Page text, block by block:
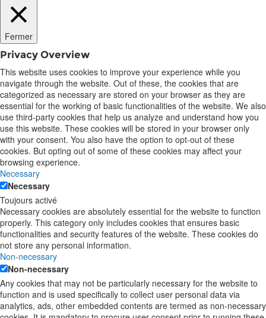
Fermer
Privacy Overview
This website uses cookies to improve your experience while you
navigate through the website. Out of these, the cookies that are
categorized as necessary are stored on your browser as they are
essential for the working of basic functionalities of the website. We also
use third-party cookies that help us analyze and understand how you
use this website. These cookies will be stored in your browser only
with your consent. You also have the option to opt-out of these
cookies. But opting out of some of these cookies may affect your
browsing experience.
Necessary
Necessary
Toujours activé
Necessary cookies are absolutely essential for the website to function
properly. This category only includes cookies that ensures basic
functionalities and security features of the website. These cookies do
not store any personal information.
Non-necessary
Non-necessary
Any cookies that may not be particularly necessary for the website to
function and is used specifically to collect user personal data via
analytics, ads, other embedded contents are termed as non-necessary